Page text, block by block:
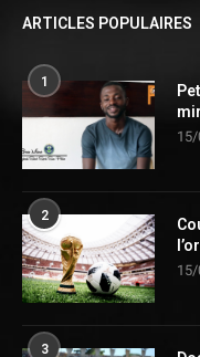
ARTICLES POPULAIRES
1
2
3